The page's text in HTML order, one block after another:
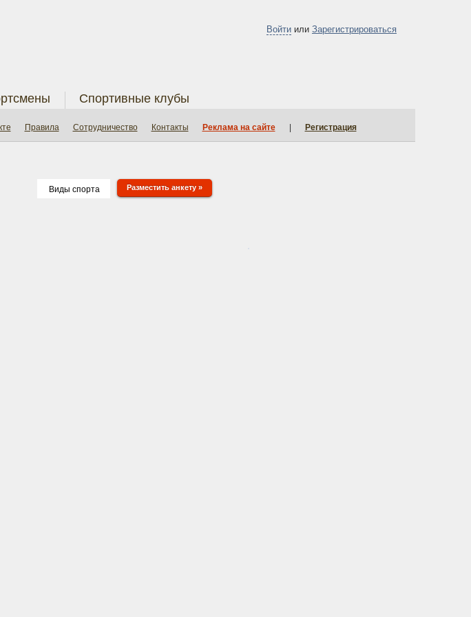
Войти или Зарегистрироваться
Спортивные клубы
Правила Сотрудничество Контакты Реклама на сайте Регистрация
Разместить анкету »
Виды спорта